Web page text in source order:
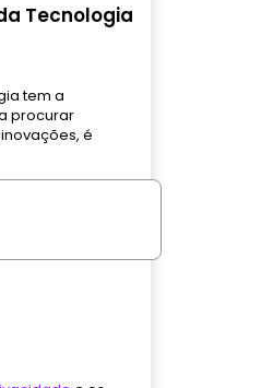
Tecnologia
tem a
procurar
é